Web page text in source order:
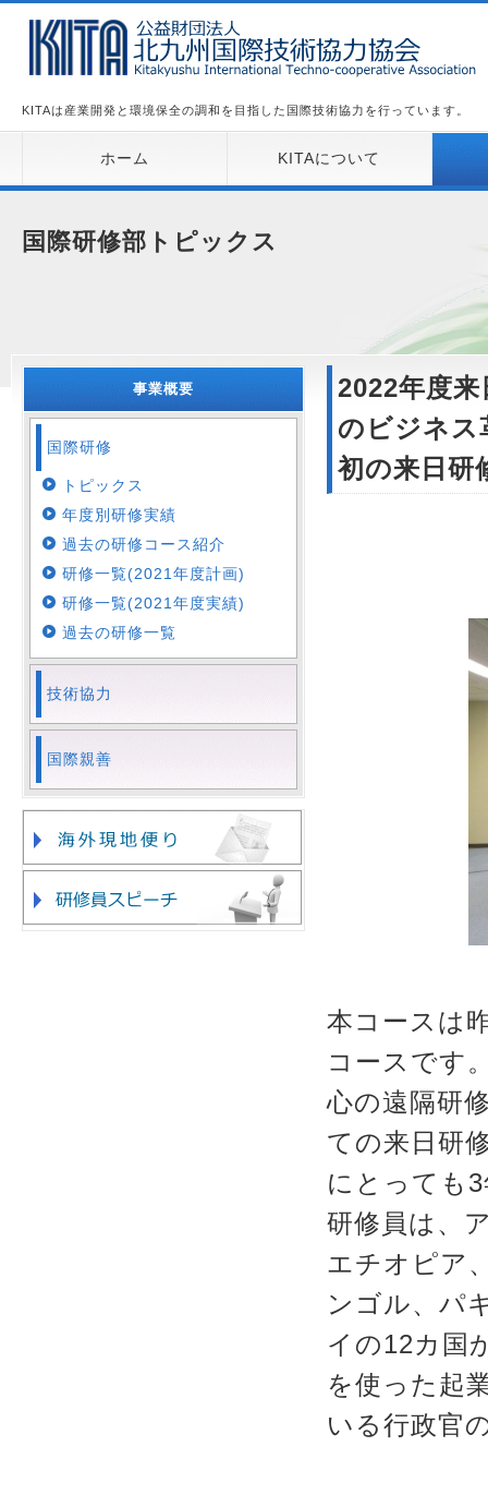
KITAは産業開発と環境保全の調和を目指した国際技術協力を行っています。
ホーム KITAについて
国際研修部トピックス
2022年度
のビジネス
初の来日研
本コースは
コースです
心の遠隔研
ての来日研
にとっても
研修員は、
エチオピア
ンゴル、パ
イの12カ国
を使った起
いる行政官
事業概要
国際研修
トピックス
年度別研修実績
過去の研修コース紹介
研修一覧(2021年度計画)
研修一覧(2021年度実績)
過去の研修一覧
技術協力
国際親善